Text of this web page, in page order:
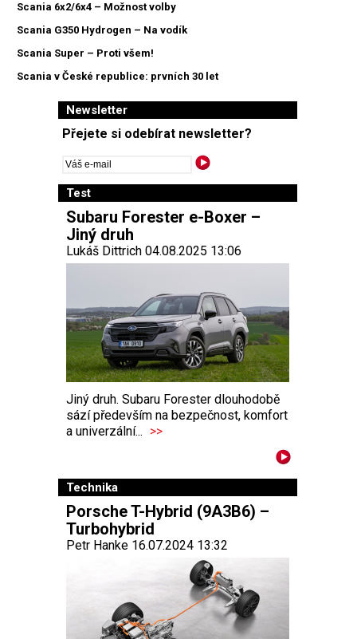
Scania 6x2/6x4 – Možnost volby
Scania G350 Hydrogen – Na vodík
Scania Super – Proti všem!
Scania v České republice: prvních 30 let
Newsletter
Přejete si odebírat newsletter?
Test
Subaru Forester e-Boxer –
Jiný druh
Lukáš Dittrich 04.08.2025 13:06
Jiný druh. Subaru Forester dlouhodobě
sází především na bezpečnost, komfort
a univerzální... >>
Technika
Porsche T-Hybrid (9A3B6) –
Turbohybrid
Petr Hanke 16.07.2024 13:32